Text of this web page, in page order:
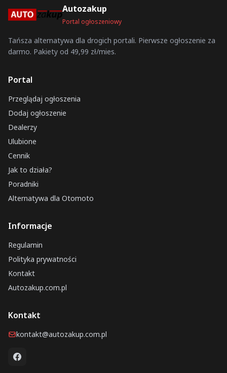
Autozakup
Portal ogłoszeniowy
Tańsza alternatywa dla drogich portali. Pierwsze ogłoszenie za
darmo. Pakiety od 49,99 zł/mies.
Portal
Przeglądaj ogłoszenia
Dodaj ogłoszenie
Dealerzy
Ulubione
Cennik
Jak to działa?
Poradniki
Alternatywa dla Otomoto
Informacje
Regulamin
Polityka prywatności
Kontakt
Autozakup.com.pl
Kontakt
kontakt@autozakup.com.pl